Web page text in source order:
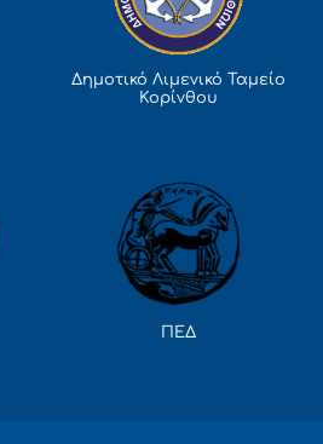
Δημοτικό Λιμενικό Ταμείο
Κορίνθου
ΠΕΔ